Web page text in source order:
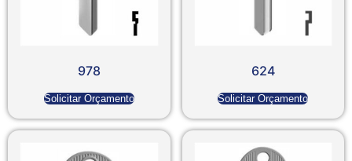
978
Solicitar Orçamento
624
Solicitar Orçamento